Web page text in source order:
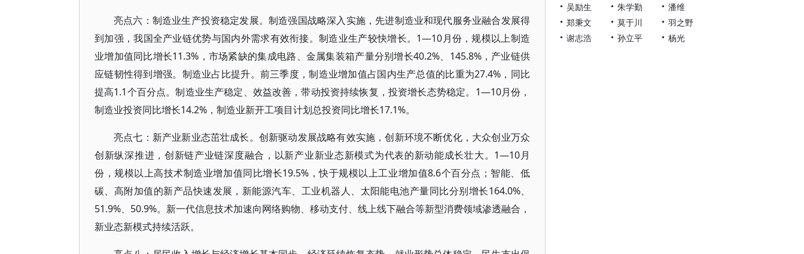
亮点六：制造业生产投资稳定发展。制造强国战略深入实施，先进制造业和现代服务业融合发展得
到加强，我国全产业链优势与国内外需求有效衔接。制造业生产较快增长。1—10月份，规模以上制造
业增加值同比增长11.3%，市场紧缺的集成电路、金属集装箱产量分别增长40.2%、145.8%，产业链供
应链韧性得到增强。制造业占比提升。前三季度，制造业增加值占国内生产总值的比重为27.4%，同比
提高1.1个百分点。制造业生产稳定、效益改善，带动投资持续恢复，投资增长态势稳定。1—10月份，
制造业投资同比增长14.2%，制造业新开工项目计划总投资同比增长17.1%。
亮点七：新产业新业态茁壮成长。创新驱动发展战略有效实施，创新环境不断优化，大众创业万众
创新纵深推进，创新链产业链深度融合，以新产业新业态新模式为代表的新动能成长壮大。1—10月
份，规模以上高技术制造业增加值同比增长19.5%，快于规模以上工业增加值8.6个百分点；智能、低
碳、高附加值的新产品快速发展，新能源汽车、工业机器人、太阳能电池产量同比分别增长164.0%、
51.9%、50.9%。新一代信息技术加速向网络购物、移动支付、线上线下融合等新型消费领域渗透融合，
新业态新模式持续活跃。
吴励生
朱学勤
潘维
郑秉文
莫于川
羽之野
谢志浩
孙立平 杨光